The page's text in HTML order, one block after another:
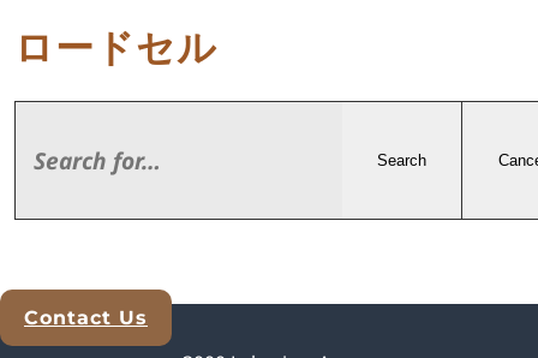
ロードセル
Search
Explore Analytical Solutions
Contact Us